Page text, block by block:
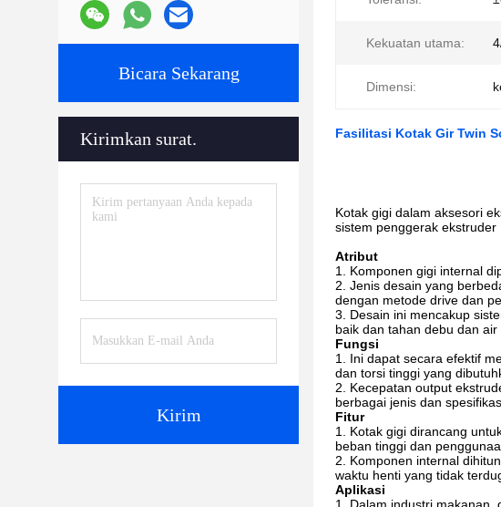
Bicara Sekarang
Kirimkan surat.
Kirim
Kekuatan utama:
Dimensi:
Fasilitasi Kotak Gir Twin
Kotak gigi dalam aksesori
sistem penggerak ekstruder
Atribut
Komponen gigi internal
Jenis desain yang
dengan metode drive dan
Desain ini mencakup
baik dan tahan debu dan air
Fungsi
Ini dapat secara efektif
dan torsi tinggi yang
Kecepatan output
berbagai jenis dan
Fitur
Kotak gigi dirancang
beban tinggi dan
Komponen internal
waktu henti yang tidak
Aplikasi